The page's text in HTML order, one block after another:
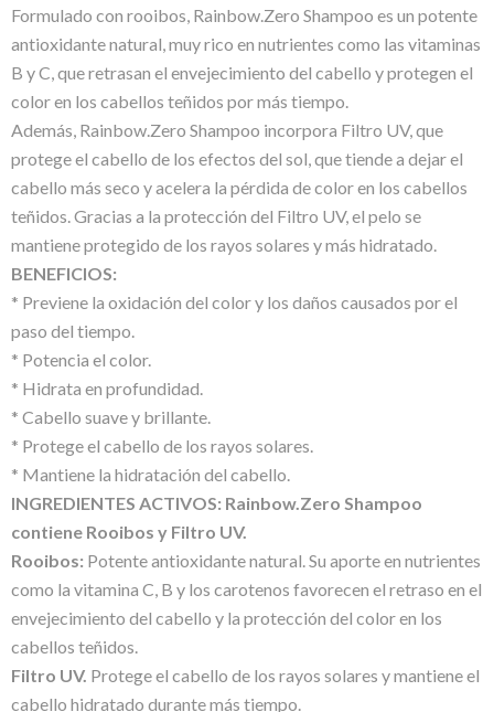
Formulado con rooibos, Rainbow.Zero Shampoo es un potente
antioxidante natural, muy rico en nutrientes como las vitaminas
B y C, que retrasan el envejecimiento del cabello y protegen el
color en los cabellos teñidos por más tiempo.
Además, Rainbow.Zero Shampoo incorpora Filtro UV, que
protege el cabello de los efectos del sol, que tiende a dejar el
cabello más seco y acelera la pérdida de color en los cabellos
teñidos. Gracias a la protección del Filtro UV, el pelo se
mantiene protegido de los rayos solares y más hidratado.
BENEFICIOS:
* Previene la oxidación del color y los daños causados por el
paso del tiempo.
* Potencia el color.
* Hidrata en profundidad.
* Cabello suave y brillante.
* Protege el cabello de los rayos solares.
* Mantiene la hidratación del cabello.
INGREDIENTES ACTIVOS: Rainbow.Zero Shampoo
contiene Rooibos y Filtro UV.
Rooibos: Potente antioxidante natural. Su aporte en nutrientes
como la vitamina C, B y los carotenos favorecen el retraso en el
envejecimiento del cabello y la protección del color en los
cabellos teñidos.
Filtro UV. Protege el cabello de los rayos solares y mantiene el
cabello hidratado durante más tiempo.